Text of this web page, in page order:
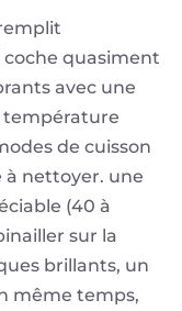
quasiment
avec une
température
de cuisson
à nettoyer. une
(40 à
sur la
brillants, un
même temps,